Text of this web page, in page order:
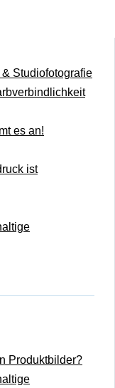
Studiofotografie
es an!
ist
Produktbilder?